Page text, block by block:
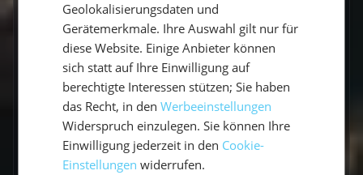
Ich bin Lucas, Travel Experte und war schon
auf allen Kontinenten unterwegs. Ich Liebe das
Segeln und Nehme euch gerne mit auf meine
Reise.
Geolokalisierungsdaten und
Gerätemerkmale. Ihre Auswahl gilt nur für
diese Website. Einige Anbieter können
sich statt auf Ihre Einwilligung auf
berechtigte Interessen stützen; Sie haben
das Recht, in denWerbeeinstellungen
Widerspruch einzulegen. Sie können Ihre
Einwilligung jederzeit in den Cookie-
Einstellungen widerrufen.